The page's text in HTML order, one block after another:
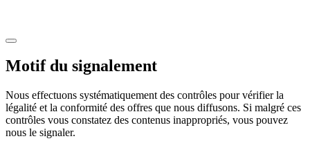
Motif du signalement
Nous effectuons systématiquement des contrôles pour vérifier la
légalité et la conformité des offres que nous diffusons. Si malgré ces
contrôles vous constatez des contenus inappropriés, vous pouvez
nous le signaler.